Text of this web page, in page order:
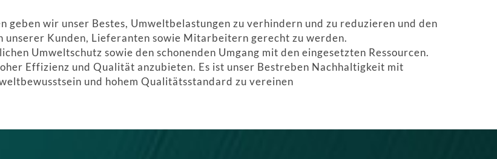
geben wir unser Bestes, Umweltbelastungen zu verhindern und zu reduzieren und den
unserer Kunden, Lieferanten sowie Mitarbeitern gerecht zu werden.
Umweltschutz sowie den schonenden Umgang mit den eingesetzten Ressourcen.
Effizienz und Qualität anzubieten. Es ist unser Bestreben Nachhaltigkeit mit
und hohem Qualitätsstandard zu vereinen